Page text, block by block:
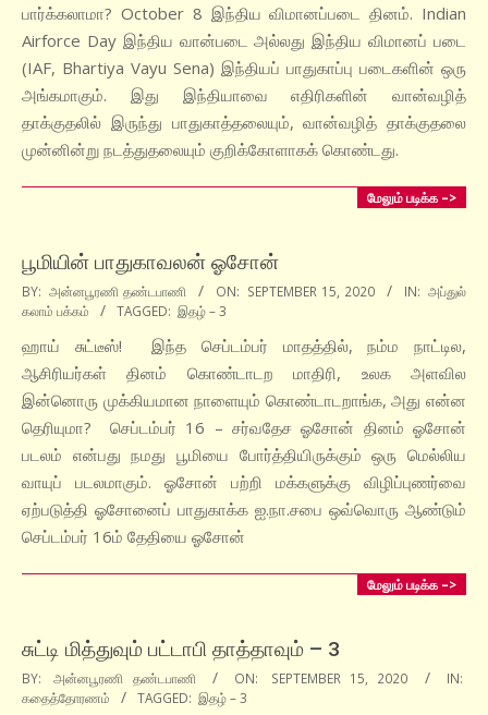
பார்க்கலாமா? October 8 இந்திய விமானப்படை தினம். Indian
Airforce Day இந்திய வான்படை அல்லது இந்திய விமானப் படை
(IAF, Bhartiya Vayu Sena) இந்தியப் பாதுகாப்பு படைகளின் ஒரு
அங்கமாகும். இது இந்தியாவை எதிரிகளின் வான்வழித்
தாக்குதலில் இருந்து பாதுகாத்தலையும், வான்வழித் தாக்குதலை
முன்னின்று நடத்துதலையும் குறிக்கோளாகக் கொண்டது.
மேலும் படிக்க –>
பூமியின் பாதுகாவலன் ஓசோன்
2020-
09-
15
BY: அன்னபூரணி தண்டபாணி ON: SEPTEMBER 15, 2020 IN: அப்துல்
கலாம் பக்கம்
TAGGED: இதழ் – 3
ஹாய் சுட்டீஸ்! இந்த செப்டம்பர் மாதத்தில், நம்ம நாட்டில,
ஆசிரியர்கள் தினம் கொண்டாடற மாதிரி, உலக அளவில
இன்னொரு முக்கியமான நாளையும் கொண்டாடறாங்க, அது என்ன
தெரியுமா? செப்டம்பர் 16 – சர்வதேச ஓசோன் தினம் ஓசோன்
படலம் என்பது நமது பூமியை போர்த்தியிருக்கும் ஒரு மெல்லிய
வாயுப் படலமாகும். ஓசோன் பற்றி மக்களுக்கு விழிப்புணர்வை
ஏற்படுத்தி ஓசோனைப் பாதுகாக்க ஐ.நா.சபை ஒவ்வொரு ஆண்டும்
செப்டம்பர் 16ம் தேதியை ஓசோன்
மேலும் படிக்க –>
சுட்டி மித்துவும் பட்டாபி தாத்தாவும் – 3
2020-
09-
BY: அன்னபூரணி தண்டபாணி ON: SEPTEMBER 15, 2020
IN:
கதைத்தோரணம்
TAGGED: இதழ் – 3